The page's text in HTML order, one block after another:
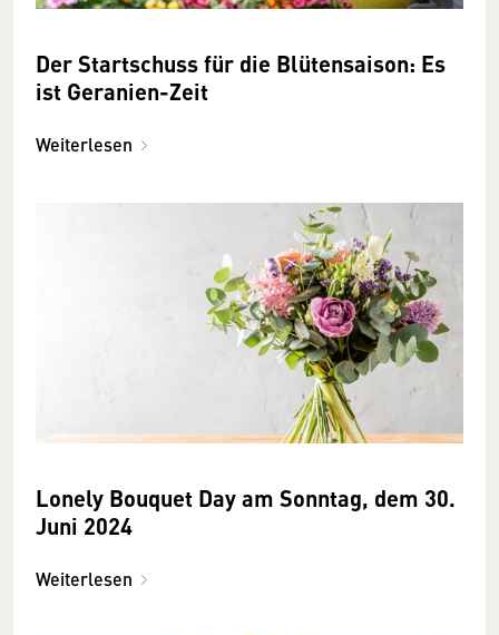
Der Startschuss für die Blütensaison: Es
ist Geranien-Zeit
Weiterlesen
Lonely Bouquet Day am Sonntag, dem 30.
Juni 2024
Weiterlesen